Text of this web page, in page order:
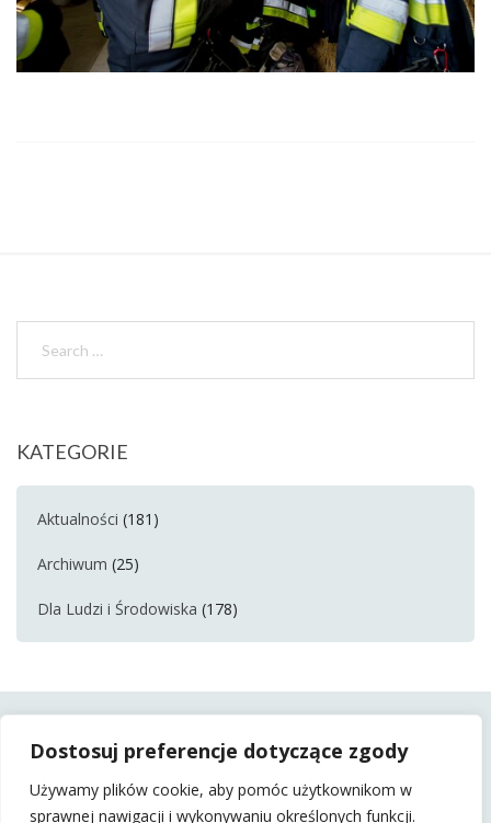
Dostosuj preferencje dotyczące zgody
Używamy plików cookie, aby pomóc użytkownikom w
sprawnej nawigacji i wykonywaniu określonych funkcji.
KATEGORIE
Aktualności (181)
Archiwum (25)
Dla Ludzi i Środowiska (178)